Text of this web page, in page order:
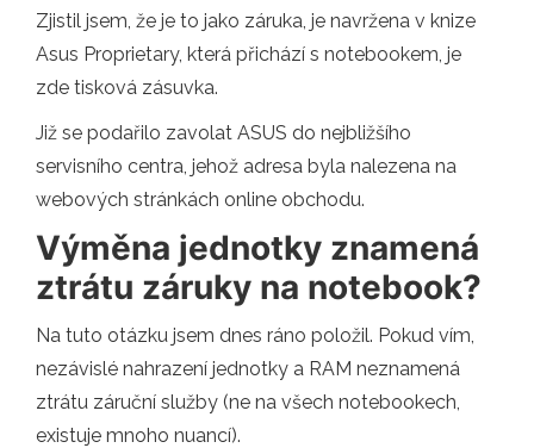
Zjistil jsem, že je to jako záruka, je navržena v knize
Asus Proprietary, která přichází s notebookem, je
zde tisková zásuvka.
Již se podařilo zavolat ASUS do nejbližšího
servisního centra, jehož adresa byla nalezena na
webových stránkách online obchodu.
Výměna jednotky znamená
ztrátu záruky na notebook?
Na tuto otázku jsem dnes ráno položil. Pokud vím,
nezávislé nahrazení jednotky a RAM neznamená
ztrátu záruční služby (ne na všech notebookech,
existuje mnoho nuancí).